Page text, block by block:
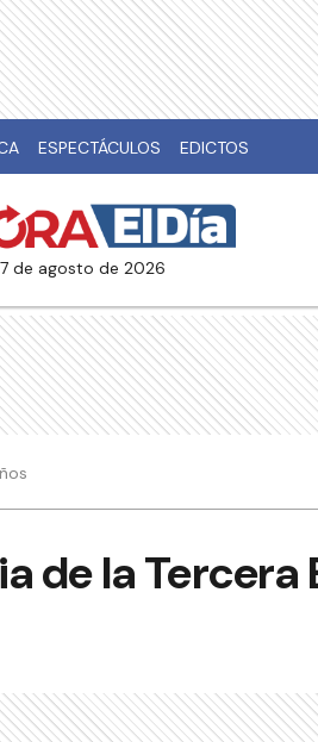
ESPECTÁCULOS EDICTOS
de agosto de 2026
de la Tercera